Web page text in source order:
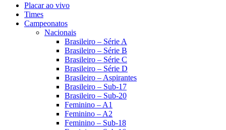
Placar ao vivo
Times
Campeonatos
Nacionais
Brasileiro – Série A
Brasileiro – Série B
Brasileiro – Série C
Brasileiro – Série D
Brasileiro – Aspirantes
Brasileiro – Sub-17
Brasileiro – Sub-20
Feminino – A1
Feminino – A2
Feminino – Sub-18